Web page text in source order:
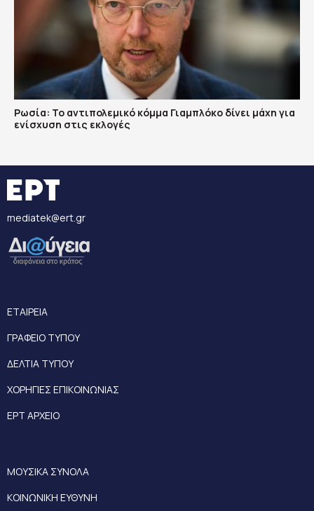
Ρωσία: Το αντιπολεμικό κόμμα Γιαμπλόκο δίνει μάχη για
ενίσχυση στις εκλογές
mediatek@ert.gr
ΕΤΑΙΡΕΙΑ
ΓΡΑΦΕΙΟ ΤΥΠΟΥ
ΔΕΛΤΙΑ ΤΥΠΟΥ
ΧΟΡΗΓΙΕΣ ΕΠΙΚΟΙΝΩΝΙΑΣ
ΕΡΤ ΑΡΧΕΙΟ
ΜΟΥΣΙΚΑ ΣΥΝΟΛΑ
ΚΟΙΝΩΝΙΚΗ ΕΥΘΥΝΗ